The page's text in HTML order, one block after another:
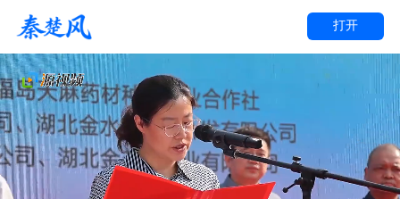
打开